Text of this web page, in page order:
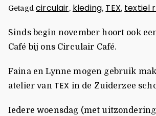
Getagdcirculair, kleding, TEX, textiel
Sinds begin november hoort ook
Café bij ons Circulair Café.
Faina en Lynne mogen gebruik
atelier van TEX in de Zuiderzee
Iedere woensdag (met